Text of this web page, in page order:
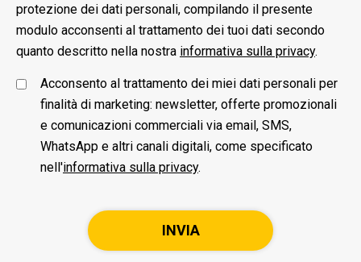
protezione dei dati personali, compilando il presente
modulo acconsenti al trattamento dei tuoi dati secondo
quanto descritto nella nostra informativa sulla privacy.
Acconsento al trattamento dei miei dati personali per
finalità di marketing: newsletter, offerte promozionali
e comunicazioni commerciali via email, SMS,
WhatsApp e altri canali digitali, come specificato
nell'informativa sulla privacy.